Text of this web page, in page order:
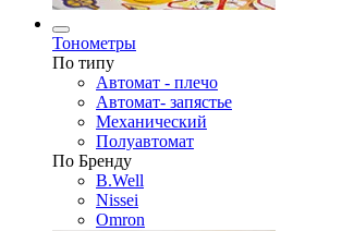
Тонометры
По типу
Автомат - плечо
Автомат- запястье
Механический
Полуавтомат
По Бренду
B.Well
Nissei
Omron